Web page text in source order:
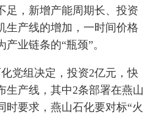
足，新增产能周期长、投资
生产线的增加，一时间价格
业链条的“瓶颈”。
党组决定，投资2亿元，快
生产线，其中2条部署在燕山
时要求，燕山石化要对标“火